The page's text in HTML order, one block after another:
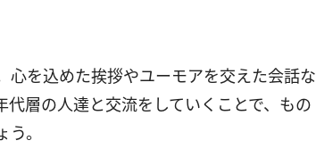
心を込めた挨拶やユーモアを交えた会話な
層の人達と交流をしていくことで、もの
。